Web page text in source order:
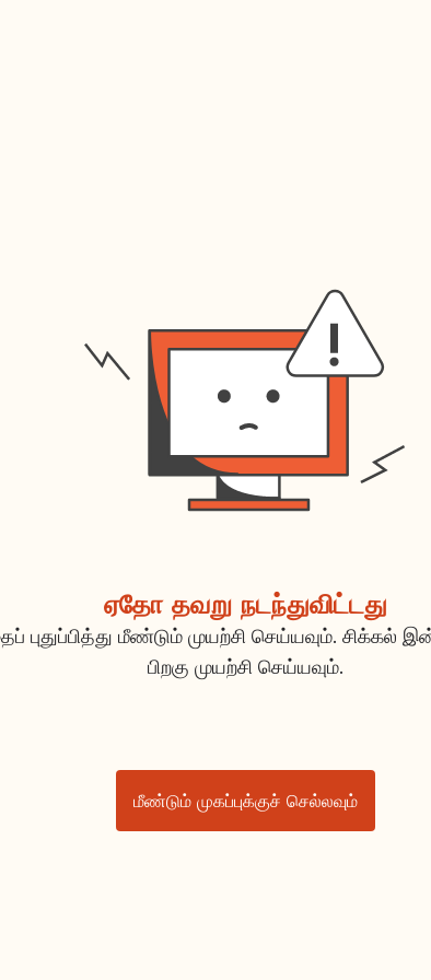
ஏதோ தவறு நடந்துவிட்டது
புதுப்பித்து மீண்டும் முயற்சி செய்யவும். சிக்கல்
பிறகு முயற்சி செய்யவும்.
மீண்டும் முகப்புக்குச் செல்லவும்